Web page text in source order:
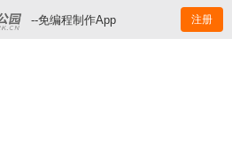
--免编程制作App 注册